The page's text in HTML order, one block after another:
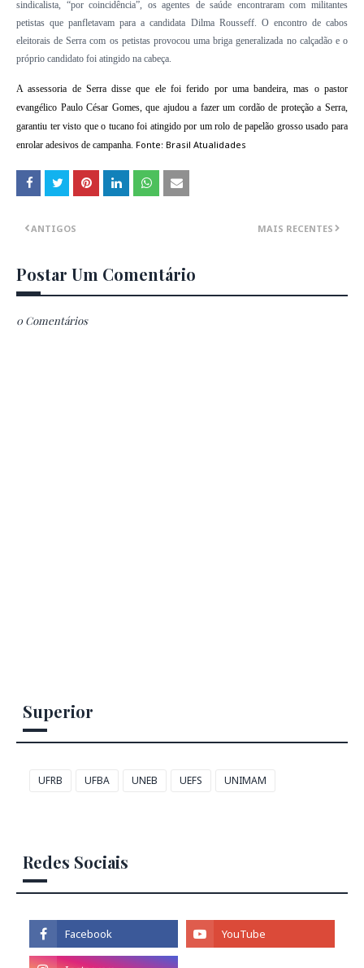
sindicalista, “por coincidência”, os agentes de saúde encontraram com militantes
petistas que panfletavam para a candidata Dilma Rousseff. O encontro de cabos
eleitorais de Serra com os petistas provocou uma briga generalizada no calçadão e o
próprio candidato foi atingido na cabeça.
A assessoria de Serra disse que ele foi ferido por uma bandeira, mas o pastor
evangélico Paulo César Gomes, que ajudou a fazer um cordão de proteção a Serra,
garantiu ter visto que o tucano foi atingido por um rolo de papelão grosso usado para
enrolar adesivos de campanha. Fonte: Brasil Atualidades
MAIS RECENTES
ANTIGOS
Postar Um Comentário
0 Comentários
Superior
UFRB UFBA UNEB UEFS UNIMAM
Redes Sociais